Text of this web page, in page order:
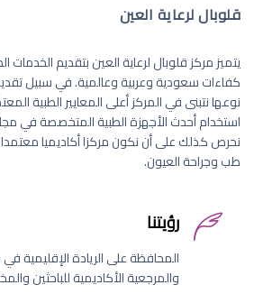
قلوبال لرعاية العين
يتميز مركز قلوبال لرعاية العين بتقديم الخدمات
كفاءات سعودية وعربية وعالمية. في سبيل
نوعها نتبنى في المركز أعلى المعايير الطبية
استخدام أحدث الأجهزة الطبية المتخصصة في
نحرص كذلك على أن نكون مركزا أكاديميا
طب وجراحة العيون.
رؤيتنا
المحافظة على الريادة الإقليمية
والمرجعية الأكاديمية للباحثين